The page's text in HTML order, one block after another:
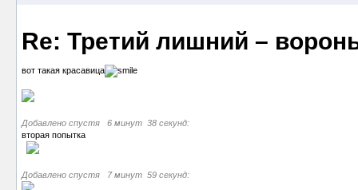
Re: Третий лишний –
вот такая красавица
Добавлено спустя 6 минут 38 секунд:
вторая попытка
Добавлено спустя 7 минут 59 секунд: